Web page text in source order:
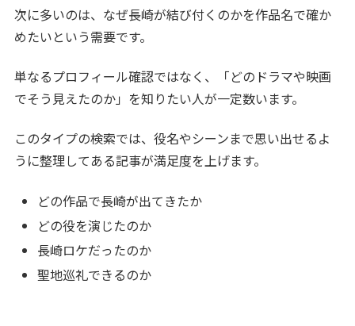
次に多いのは、なぜ長崎が結び付くのかを作品名で確か
めたいという需要です。
単なるプロフィール確認ではなく、「どのドラマや映画
でそう見えたのか」を知りたい人が一定数います。
このタイプの検索では、役名やシーンまで思い出せるよ
うに整理してある記事が満足度を上げます。
どの作品で長崎が出てきたか
どの役を演じたのか
長崎ロケだったのか
聖地巡礼できるのか